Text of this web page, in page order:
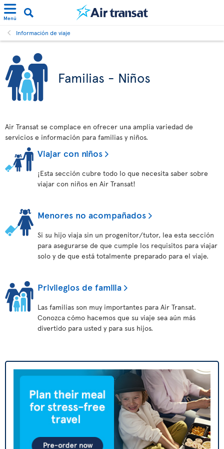
Menú
Información de viaje
Familias - Niños
Air Transat se complace en ofrecer una amplia variedad de
servicios e información para familias y niños.
Viajar con niños
¡Esta sección cubre todo lo que necesita saber sobre
viajar con niños en Air Transat!
Menores no acompañados
Si su hijo viaja sin un progenitor/tutor, lea esta sección
para asegurarse de que cumple los requisitos para viajar
solo y de que está totalmente preparado para el viaje.
Privilegios de familia
Las familias son muy importantes para Air Transat.
Conozca cómo hacemos que su viaje sea aún más
divertido para usted y para sus hijos.